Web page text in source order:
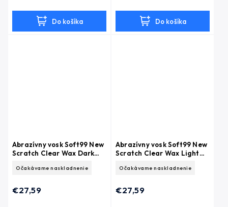
Do košíka Do košíka
Abrazívny vosk Soft99 New
Scratch Clear Wax Dark
Očakávame naskladnenie
€27,59
Abrazívny vosk Soft99 New
Scratch Clear Wax Light
Očakávame naskladnenie
€27,59